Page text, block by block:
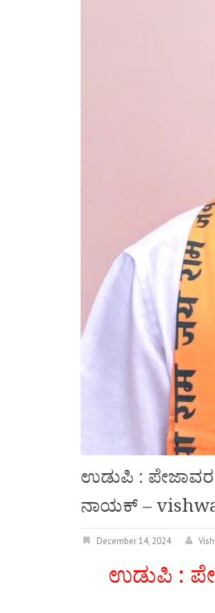
ಉಡುಪಿ : ಪೇಜಾವರ
ನಾಯಕ್ –
December 14, 2024
ಉಡುಪಿ :